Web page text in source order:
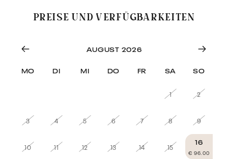
PREISE UND VERFÜGBARKEITEN
AUGUST 2026
MO DI MI DO FR SA SO
1 2
3 4 5 6 7 8 9
10 11 12 13 14 15
16
€ 96.00